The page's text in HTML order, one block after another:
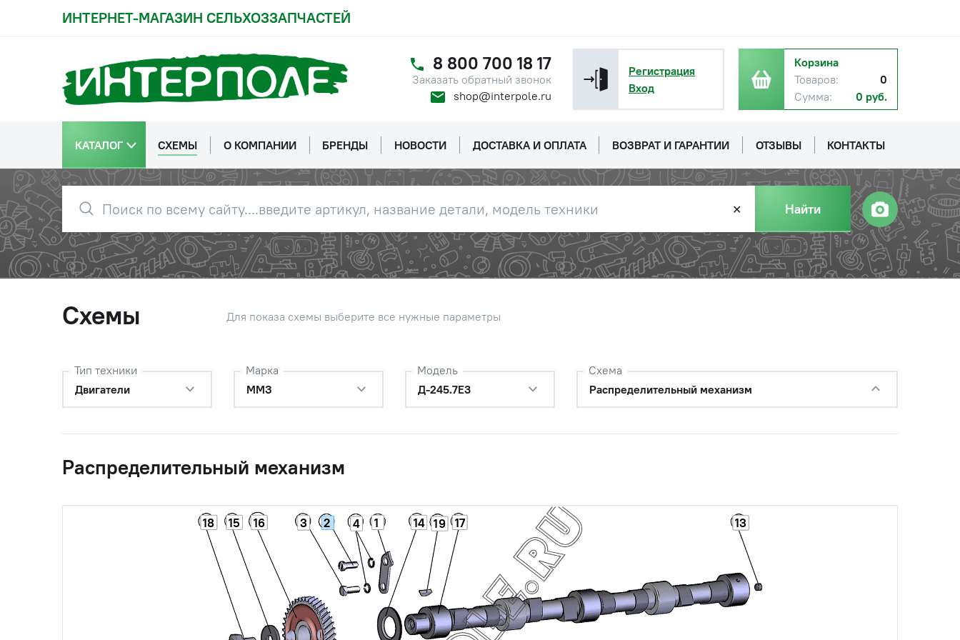
ИНТЕРНЕТ-МАГАЗИН СЕЛЬХОЗЗАПЧАСТЕЙ
8 800 700 18 17
Заказать обратный звонок
shop@interpole.ru
Регистрация
Вход
Корзина
Товаров:
0
Сумма:
0 руб.
КАТАЛОГ СХЕМЫ О КОМПАНИИ БРЕНДЫ НОВОСТИ ДОСТАВКА И ОПЛАТА ВОЗВРАТ И ГАРАНТИИ ОТЗЫВЫ КОНТАКТЫ
✕ Найти
Схемы Для показа схемы выберите все нужные параметры
Тип техники
Двигатели
Марка
ММЗ
Модель
Д-245.7Е3
Схема
Распределительный механизм
Распределительный механизм
1
2
3 4 13
14
15 16 17
18 19
245-1006010-Б1-01 Вал распределительный
Наличие
Обратитесь к
консультанту
Шестерня промежуточная со втулкой
Наличие